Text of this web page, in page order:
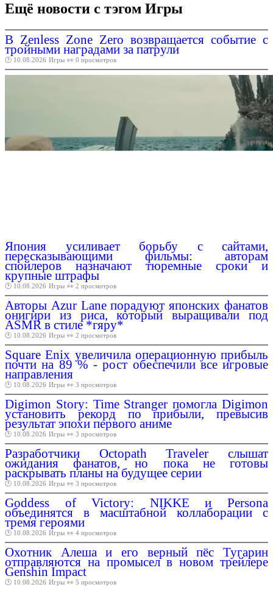
Ещё новости с тэгом Игры
В Zenless Zone Zero возвращается событие с
тройными наградами за патрули
🕑 10.08.2026 Игры 👀 0 просмотров
Япония усиливает борьбу с сайтами,
пересказывающими фильмы: авторам
спойлеров назначают тюремные сроки и
крупные штрафы
🕑 10.08.2026 Игры 👀 2 просмотров
Авторы Azur Lane порадуют японских фанатов
онигири из риса, который выращивали под
ASMR в стиле *гяру*
🕑 10.08.2026 Игры 👀 2 просмотров
Square Enix увеличила операционную прибыль
почти на 89 % - рост обеспечили все игровые
направления
🕑 10.08.2026 Игры 👀 3 просмотров
Digimon Story: Time Stranger помогла Digimon
установить рекорд по прибыли, превысив
результат эпохи первого аниме
🕑 10.08.2026 Игры 👀 3 просмотров
Разработчики Octopath Traveler слышат
ожидания фанатов, но пока не готовы
раскрывать планы на будущее серии
🕑 10.08.2026 Игры 👀 3 просмотров
Goddess of Victory: NIKKE и Persona
объединятся в масштабной коллаборации с
тремя героями
🕑 10.08.2026 Игры 👀 4 просмотров
Охотник Алеша и его верный пёс Тугарин
отправляются на промысел в новом трейлере
Genshin Impact
🕑 10.08.2026 Игры 👀 5 просмотров